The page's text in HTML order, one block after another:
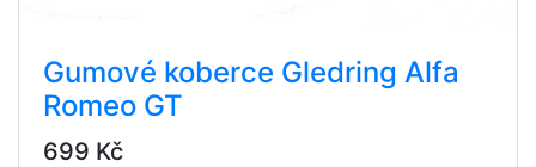
Gumové koberce Gledring Alfa
Romeo GT
699 Kč